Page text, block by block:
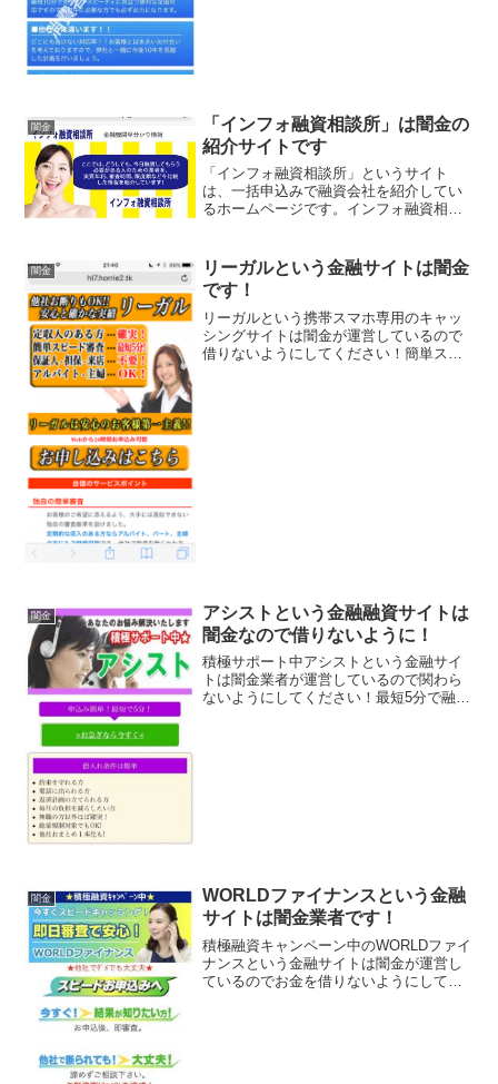
闇金
「インフォ融資相談所」は闇金の
紹介サイトです
「インフォ融資相談所」というサイト
は、一括申込みで融資会社を紹介してい
るホームページです。インフォ融資相談
自分の個人情報が闇金のグループにわた
る事になります、まともな融...
闇金
リーガルという金融サイトは闇金
です！
リーガルという携帯スマホ専用のキャッ
シングサイトは闇金が運営しているので
借りないようにしてください！簡単スピ
闇金
アシストという金融融資サイトは
闇金なので借りないように！
積極サポート中アシストという金融サイ
トは闇金業者が運営しているので関わら
ないようにしてください！最短5分で融資
闇金
WORLDファイナンスという金融
サイトは闇金業者です！
積極融資キャンペーン中のWORLDファイ
ナンスという金融サイトは闇金が運営し
ているのでお金を借りないようにしてく